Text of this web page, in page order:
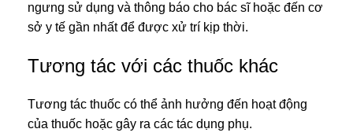
ngưng sử dụng và thông báo cho bác sĩ hoặc đến cơ
sở y tế gần nhất để được xử trí kịp thời.
Tương tác với các thuốc khác
Tương tác thuốc có thể ảnh hưởng đến hoạt động
của thuốc hoặc gây ra các tác dụng phụ.